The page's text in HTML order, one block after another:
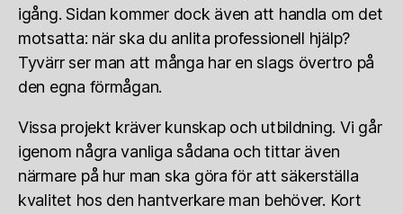
igång. Sidan kommer dock även att handla om det
motsatta: när ska du anlita professionell hjälp?
Tyvärr ser man att många har en slags övertro på
den egna förmågan.
Vissa projekt kräver kunskap och utbildning. Vi går
igenom några vanliga sådana och tittar även
närmare på hur man ska göra för att säkerställa
kvalitet hos den hantverkare man behöver. Kort